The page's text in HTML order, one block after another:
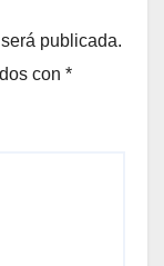
publicada.
con *